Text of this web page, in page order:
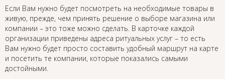
Если Вам нужно будет посмотреть на необходимые товары в
живую, прежде, чем принять решение о выборе магазина или
компании – это тоже можно сделать. В карточке каждой
организации приведены адреса ритуальных услуг – то есть
Вам нужно будет просто составить удобный маршрут на карте
и посетить те компании, которые показались самыми
достойными.